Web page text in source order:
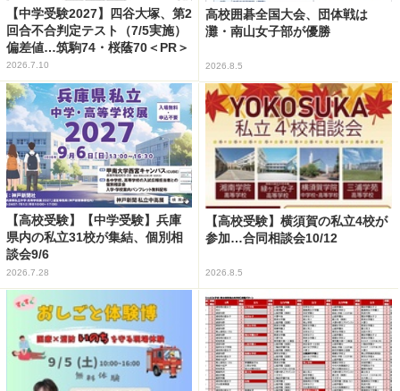
【中学受験2027】四谷大塚、第2
回合不合判定テスト（7/5実施）
偏差値…筑駒74・桜蔭70＜PR＞
2026.7.10
高校囲碁全国大会、団体戦は
灘・南山女子部が優勝
2026.8.5
【高校受験】【中学受験】兵庫
県内の私立31校が集結、個別相
談会9/6
2026.7.28
【高校受験】横須賀の私立4校が
参加…合同相談会10/12
2026.8.5